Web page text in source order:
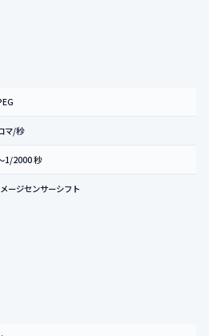
マ/秒
1/2000 秒
ージセンサーシフト